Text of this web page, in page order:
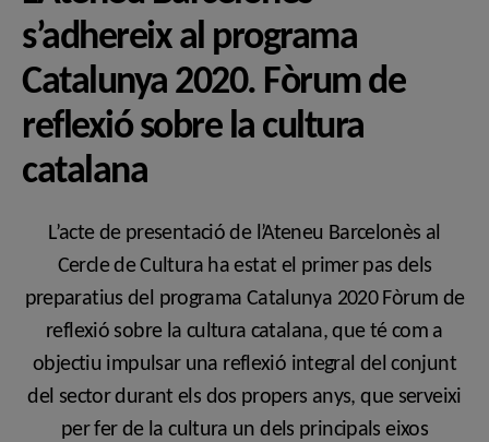
s’adhereix al programa
Catalunya 2020. Fòrum de
reflexió sobre la cultura
catalana
L’acte de presentació de l’Ateneu Barcelonès al
Cercle de Cultura ha estat el primer pas dels
preparatius del programa Catalunya 2020 Fòrum de
reflexió sobre la cultura catalana, que té com a
objectiu impulsar una reflexió integral del conjunt
del sector durant els dos propers anys, que serveixi
per fer de la cultura un dels principals eixos